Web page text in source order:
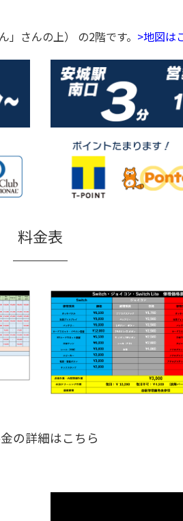
さんの上） の2階です。 >地図は
料金表
の詳細はこちら